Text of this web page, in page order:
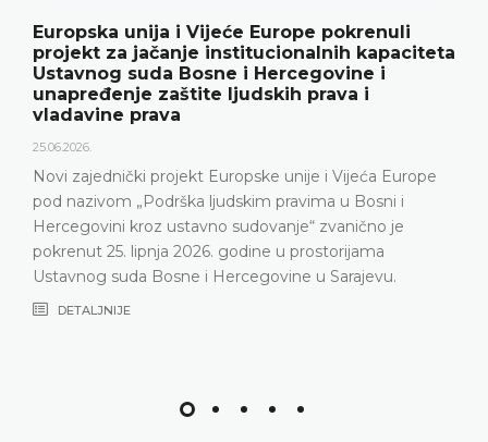
Europska unija i Vijeće Europe pokrenuli
projekt za jačanje institucionalnih kapaciteta
Ustavnog suda Bosne i Hercegovine i
unapređenje zaštite ljudskih prava i
vladavine prava
25.06.2026.
Novi zajednički projekt Europske unije i Vijeća Europe
pod nazivom „Podrška ljudskim pravima u Bosni i
Hercegovini kroz ustavno sudovanje“ zvanično je
pokrenut 25. lipnja 2026. godine u prostorijama
Ustavnog suda Bosne i Hercegovine u Sarajevu.
DETALJNIJE